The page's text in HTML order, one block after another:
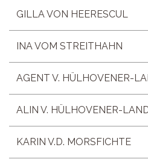
GILLA VON HEERESCUL
INA VOM STREITHAHN
AGENT V. HÜLHOVENER-
ALIN V. HÜLHOVENER-
KARIN V.D. MORSFICHTE